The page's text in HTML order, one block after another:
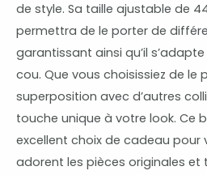
de style. Sa taille ajustable de
permettra de le porter de
garantissant ainsi qu’il
cou. Que vous choisissiez de le
superposition avec d’autres
touche unique à votre look. Ce
excellent choix de cadeau pour
adorent les pièces originales et